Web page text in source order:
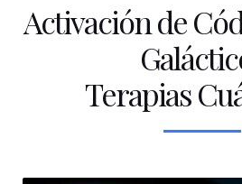
Activación de
Terapias